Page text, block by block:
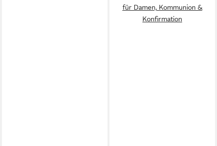
für Damen, Kommunion &
Konfirmation